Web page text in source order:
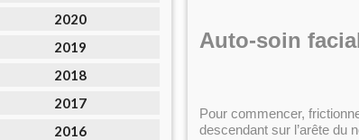
2020
2019
2018
2017
2016
Auto-soin
Pour commencer,
descendant sur l’arête du